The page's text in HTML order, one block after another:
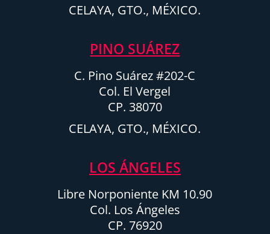
CELAYA, GTO., MÉXICO.
PINO SUÁREZ
C. Pino Suárez #202-C
Col. El Vergel
CP. 38070
CELAYA, GTO., MÉXICO.
LOS ÁNGELES
Libre Norponiente KM 10.90
Col. Los Ángeles
CP. 76920